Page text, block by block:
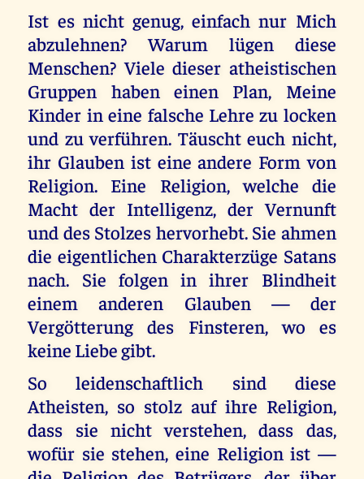
Ist es nicht genug, einfach nur Mich
abzulehnen? Warum lügen diese
Menschen? Viele dieser atheistischen
Gruppen haben einen Plan, Meine
Kinder in eine falsche Lehre zu locken
und zu verführen. Täuscht euch nicht,
ihr Glauben ist eine andere Form von
Religion. Eine Religion, welche die
Macht der Intelligenz, der Vernunft
und des Stolzes hervorhebt. Sie ahmen
die eigentlichen Charakterzüge Satans
nach. Sie folgen in ihrer Blindheit
einem anderen Glauben — der
Vergötterung des Finsteren, wo es
keine Liebe gibt.
So leidenschaftlich sind diese
Atheisten, so stolz auf ihre Religion,
dass sie nicht verstehen, dass das,
wofür sie stehen, eine Religion ist —